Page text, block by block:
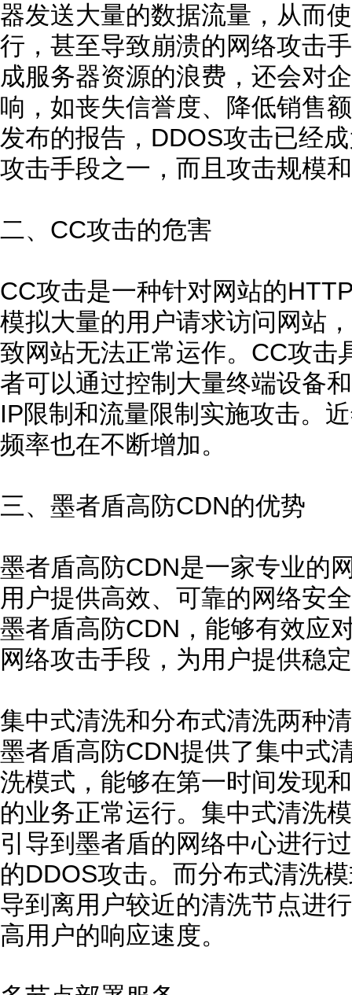
器发送大量的数据流量，从而
行，甚至导致崩溃的网络攻击
成服务器资源的浪费，还会对
响，如丧失信誉度、降低销售
发布的报告，DDOS攻击已经
攻击手段之一，而且攻击规模
二、CC攻击的危害
CC攻击是一种针对网站的
模拟大量的用户请求访问网站
致网站无法正常运作。CC攻击
者可以通过控制大量终端设备
IP限制和流量限制实施攻击。
频率也在不断增加。
三、墨者盾高防CDN的优势
墨者盾高防CDN是一家专业的
用户提供高效、可靠的网络安
墨者盾高防CDN，能够有效应
网络攻击手段，为用户提供稳
集中式清洗和分布式清洗两种
墨者盾高防CDN提供了集中式
洗模式，能够在第一时间发现
的业务正常运行。集中式清洗
引导到墨者盾的网络中心进行
的DDOS攻击。而分布式清洗
导到离用户较近的清洗节点进
高用户的响应速度。